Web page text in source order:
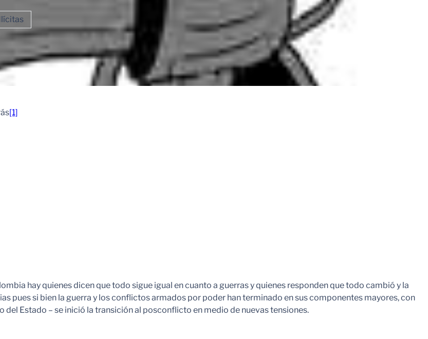
[1]
hay quienes dicen que todo sigue igual en cuanto a guerras y quienes responden que todo cambió y la
pues si bien la guerra y los conflictos armados por poder han terminado en sus componentes mayores, con
del Estado – se inició la transición al posconflicto en medio de nuevas tensiones.